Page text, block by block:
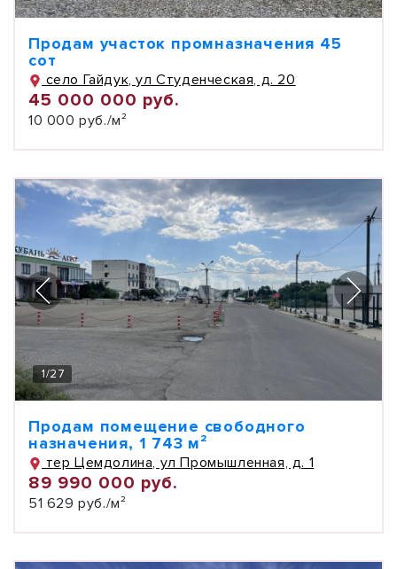
Продам участок промназначения 45
сот
село Гайдук, ул Студенческая, д. 20
45 000 000 руб.
10 000 руб./м²
1/27
Продам помещение свободного
назначения, 1 743 м²
тер Цемдолина, ул Промышленная, д. 1
89 990 000 руб.
51 629 руб./м²